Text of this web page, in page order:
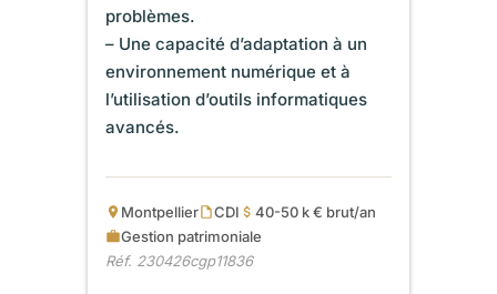
problèmes.
– Une capacité d’adaptation à un
environnement numérique et à
l’utilisation d’outils informatiques
avancés.
Montpellier CDI
40-50 k € brut/an
Gestion patrimoniale
Réf. 230426cgp11836